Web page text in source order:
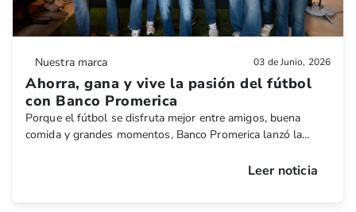
Nuestra marca 03 de Junio, 2026
Ahorra, gana y vive la pasión del fútbol
con Banco Promerica
Porque el fútbol se disfruta mejor entre amigos, buena
comida y grandes momentos, Banco Promerica lanzó la
iniciativa que premiará a 30 clientes con certificados de $250
Leer noticia